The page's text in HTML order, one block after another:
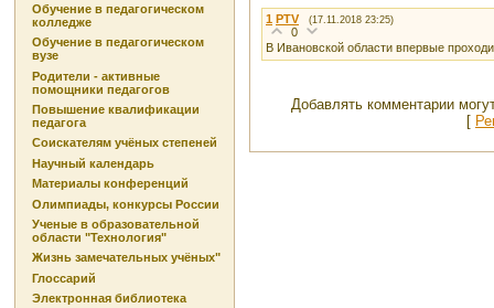
Обучение в педагогическом
колледже
Обучение в педагогическом
вузе
Родители - активные
помощники педагогов
Повышение квалификации
педагога
Соискателям учёных степеней
Научный календарь
Материалы конференций
Олимпиады, конкурсы России
Ученые в образовательной
области "Технология"
Жизнь замечательных учёных"
Глоссарий
Электронная библиотека
1 PTV (17.11.2018 23:25)
0
В Ивановской области впервые
Добавлять комментарии
[